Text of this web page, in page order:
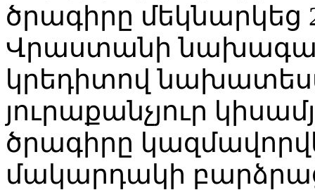
ծրագիրը մեկնարկեց
Վրաստանի
կրեդիտով
յուրաքանչյուր
ծրագիրը
մակարդակի